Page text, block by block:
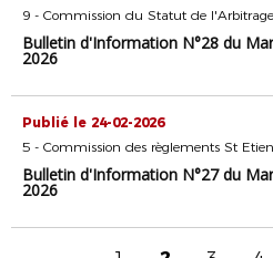
9 - Commission du Statut de l'Arbitrage
Bulletin d'Information N°28 du
2026
Publié le 24-02-2026
5 - Commission des règlements St
Bulletin d'Information N°27 du
2026